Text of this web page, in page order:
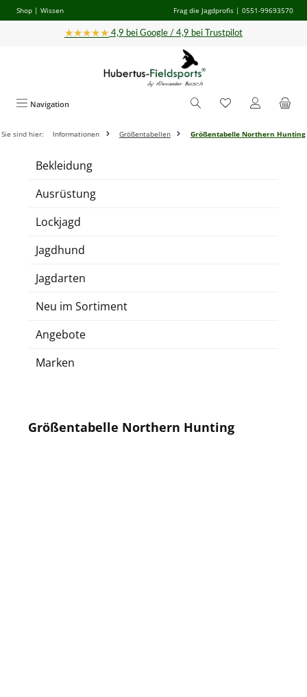
Zum Hauptinhalt springen
Shop | Wissen Frag die Jagdprofis | 0551-99693570
★★★★★ 4,9 bei Google / 4,9 bei Trustpilot
Navigation
Sie sind hier: Informationen Größentabellen Größentabelle Northern Hunting
Bekleidung
Ausrüstung
Lockjagd
Jagdhund
Jagdarten
Neu im Sortiment
Angebote
Marken
Größentabelle Northern Hunting